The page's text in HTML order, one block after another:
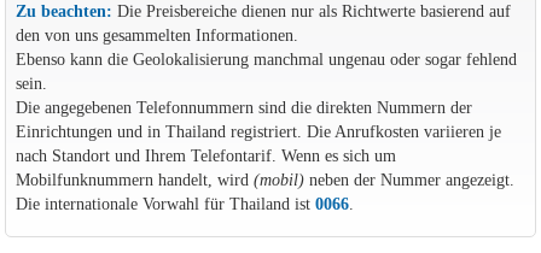
Zu beachten: Die Preisbereiche dienen nur als Richtwerte basierend auf
den von uns gesammelten Informationen.
Ebenso kann die Geolokalisierung manchmal ungenau oder sogar fehlend
sein.
Die angegebenen Telefonnummern sind die direkten Nummern der
Einrichtungen und in Thailand registriert. Die Anrufkosten variieren je
nach Standort und Ihrem Telefontarif. Wenn es sich um
Mobilfunknummern handelt, wird (mobil)neben der Nummer angezeigt.
Die internationale Vorwahl für Thailand ist 0066.